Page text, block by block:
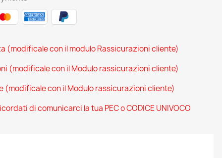
(modificale con il modulo Rassicurazioni cliente)
(modificale con il Modulo rassicurazioni cliente)
(modificale con il Modulo rassicurazioni cliente)
di comunicarci la tua PEC o CODICE UNIVOCO